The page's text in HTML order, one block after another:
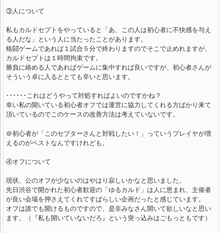
③人について
私もカルドセプトをやっていると「あ、この人は初心者に不快感を与え
る人だな」という人に当たったことがあります。
格闘ゲームであれば１試合５分で終わりますのでそこで止めれますが、
カルドセプトは１時間拘束です。
勝負に絡める人であればゲームに集中すれば良いですが、初心者さんが
そういう卓に入るととても辛いと思います。
･･････これはどうやって対処すればよいのですかね？
幸い私の開いている初心者オフでは運営に協力してくれる方ばかり来て
頂いているのでこのケースの改善方法は考えていないです。
＠初心者が「このセプターさんと対戦したい！」っていうプレイヤが増
えるのがベストなんですけれども。
④オフについて
現状、公のオフが少ないのはやはり寂しいかなと思いました。
先日渋谷で開かれた初心者歓迎の「ゆるカルド」は人に恵まれ、主催者
が良い会場を押さえてくれてすばらしい企画だったと感じています。
オフは誰でも開けるものですので、是非みなさん開いて欲しいなと思い
ます。（『私も開いていないだろ』という突っ込みはごもっともです）